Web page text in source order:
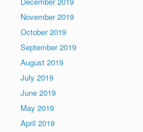
November 2019
October 2019
September 2019
August 2019
July 2019
June 2019
May 2019
April 2019